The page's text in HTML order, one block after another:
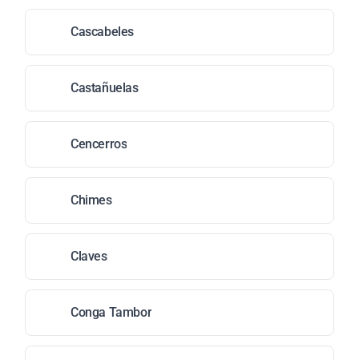
Cascabeles
Castañuelas
Cencerros
Chimes
Claves
Conga Tambor